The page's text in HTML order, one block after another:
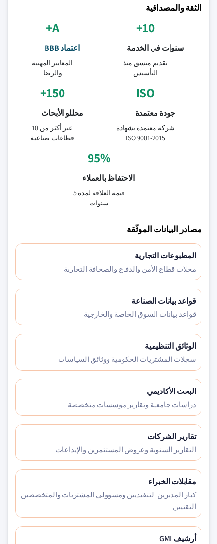
الثقة والمصداقية
10+
سنوات في الخدمة
تقديم متسق منذ
التأسيس
A+
اعتماد BBB
المعايير المهنية
والرضا
ISO
جودة معتمدة
شركة معتمدة بشهادة
ISO 9001-2015
150+
محللو الأبحاث
عبر أكثر من 10
قطاعات صناعية
95%
الاحتفاظ بالعملاء
قيمة العلاقة لمدة 5
سنوات
مصادر البيانات الموثّقة
المطبوعات التجارية
مجلات قطاع الأمن والدفاع والصحافة التجارية
قواعد بيانات الصناعة
قواعد بيانات السوق الخاصة والخارجية
الوثائق التنظيمية
سجلات المشتريات الحكومية ووثائق السياسات
البحث الأكاديمي
دراسات جامعية وتقارير مؤسسات متخصصة
تقارير الشركات
التقارير السنوية وعروض المستثمرين والإيداعات
مقابلات الخبراء
كبار المديرين التنفيذيين ومسؤولي المشتريات والمتخصصين
التقنيين
أرشيف GMI